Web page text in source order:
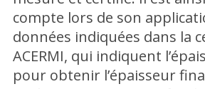
compte lors de son
données indiquées dans la
ACERMI, qui indiquent
pour obtenir l’épaisseur